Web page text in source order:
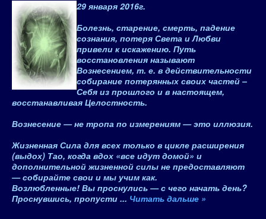
29 января 2016г.
Болезнь, старение, смерть, падение
сознания, потеря Света и Любви
привели к искажению. Путь
восстановления называют
Вознесением, т. е. в действительности
собирание потерянных своих частей –
Себя из прошлого и в настоящем,
восстанавливая Целостность.
Вознесение — не тропа по измерениям — это иллюзия.
Жизненная Сила для всех только в цикле расширения
(выдох) Тао, когда вдох «все идут домой» и
дополнительной жизненной силы не предоставляют
— собирайте свои и мы учим как.
Возлюбленные! Вы проснулись — с чего начать день?
Проснувшись, пропусти ... Читать дальше »